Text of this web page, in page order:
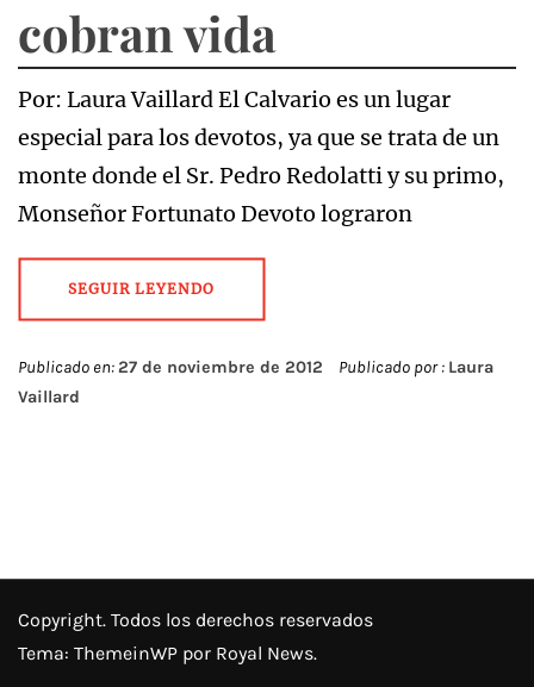
cobran vida
Por: Laura Vaillard El Calvario es un lugar
especial para los devotos, ya que se trata de un
monte donde el Sr. Pedro Redolatti y su primo,
Monseñor Fortunato Devoto lograron
SEGUIR LEYENDO
Publicado en:27 de noviembre de 2012 Publicado por : Laura
Vaillard
Copyright. Todos los derechos reservados
Tema: ThemeinWP por Royal News.